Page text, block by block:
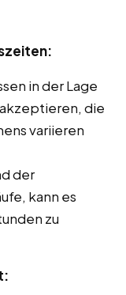
in der Lage
die
variieren
der
kann es
zu